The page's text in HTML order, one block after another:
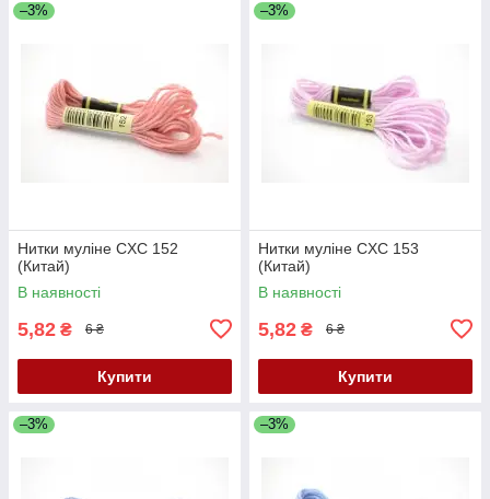
–3%
Нитки муліне CXC 152
(Китай)
В наявності
5,82 ₴ 6 ₴
Купити
–3%
Нитки муліне CXC 153
(Китай)
В наявності
5,82 ₴ 6 ₴
Купити
–3% –3%